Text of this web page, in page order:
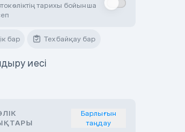
тарихы бойынша
бар Техбайқау бар
иесі
Барлығын
таңдау